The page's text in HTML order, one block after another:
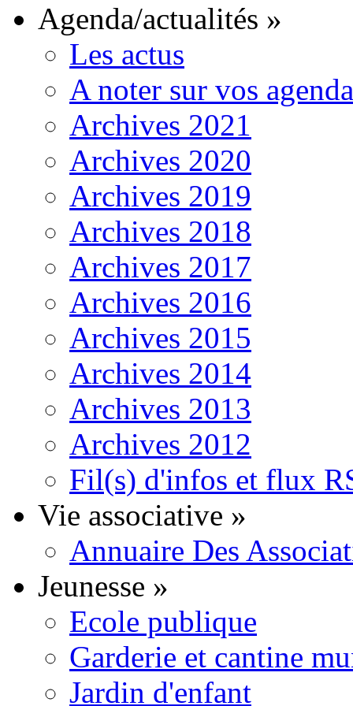
Agenda/actualités »
Les actus
A noter sur vos
Archives 2021
Archives 2020
Archives 2019
Archives 2018
Archives 2017
Archives 2016
Archives 2015
Archives 2014
Archives 2013
Archives 2012
Fil(s) d'infos et flux
Vie associative »
Annuaire Des
Jeunesse »
Ecole publique
Garderie et cantine
Jardin d'enfant